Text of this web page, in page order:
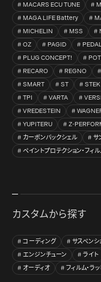
MACARS ECU TUNE
MAGA LIFE Battery
MICHELIN
MSS
OZ
PAGID
PLUG CONCEPT!
RECARO
REGNO
SMART
ST STEK
TPI
VARTA
VREDESTEIN
YUPITERU
Z-
カーボンバックシェル
サ
ペイントプロテクション・フィ
カスタムから探す
コーディング サスペンシ
エンジンチューン
ライト
オーディオ
フィルム・ラ